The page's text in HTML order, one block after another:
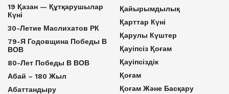
19 Қазан — Құтқарушылар
Күні
30-Летие Маслихатов РК
79-Я Годовщина Победы В
ВОВ
80-Лет Победы В ВОВ
Абай – 180 Жыл
Абаттандыру
Қайырымдылық
Қарттар Күні
Қарулы Күштер
Қауіпсіз Қоғам
Қауіпсіздік
Қоғам
Қоғам Және Басқару